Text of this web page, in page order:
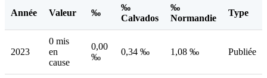
Année Valeur ‰
‰
Calvados
‰
Normandie
Type
2023
0 mis
en
cause
0,00
‰
0,34 ‰ 1,08 ‰ Publiée